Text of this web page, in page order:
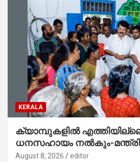
KERALA
ക്യാമ്പുകളിൽ
ധനസഹായം നൽകും-മന്ത്രി
അനിൽകുമാർ
August 8, 2026 editor